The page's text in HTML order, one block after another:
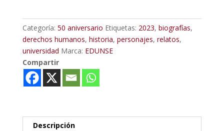
Categoría: 50 aniversario Etiquetas: 2023, biografías,
derechos humanos, historia, personajes, relatos,
universidad Marca: EDUNSE
Compartir
Descripción